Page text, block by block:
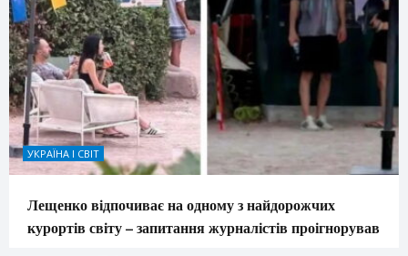
УКРАЇНА І СВІТ
Лещенко відпочиває на одному з найдорожчих
курортів світу – запитання журналістів проігнорував